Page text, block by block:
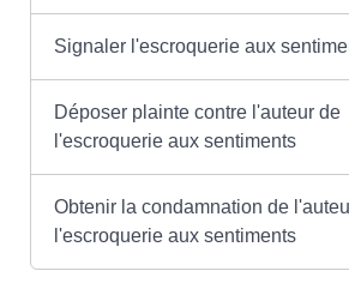
Signaler l'escroquerie aux
Déposer plainte contre l'auteur de
l'escroquerie aux sentiments
Obtenir la condamnation de
l'escroquerie aux sentiments